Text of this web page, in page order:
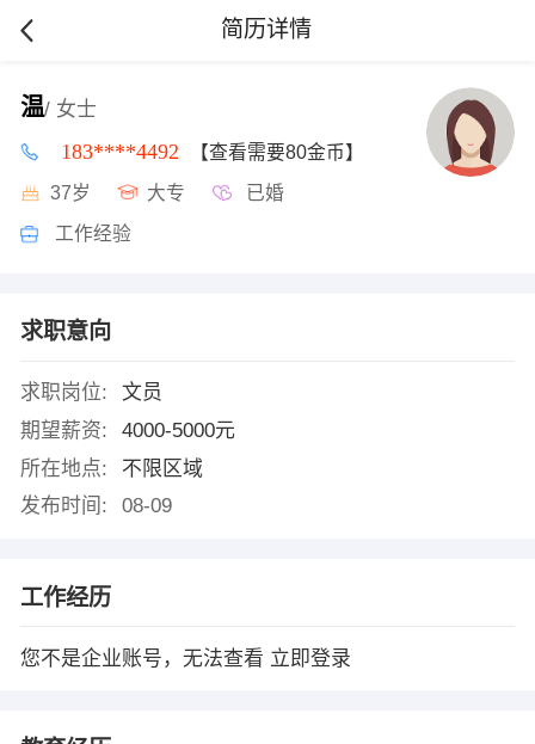
简历详情
温/ 女士
183****4492 【查看需要80金币】
37岁 大专 已婚
工作经验
求职意向
求职岗位:
文员
期望薪资:
4000-5000元
所在地点:
不限区域
发布时间:
08-09
工作经历
您不是企业账号，无法查看 立即登录